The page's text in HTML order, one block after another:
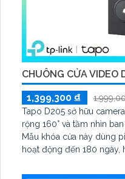
CHUÔNG CỬA VIDEO
1,399,300 ₫
Tapo D205 sở hữu
rộng 160° và tầm nhìn
Mẫu khóa cửa này dùng
hoạt động đến 180 ngày,